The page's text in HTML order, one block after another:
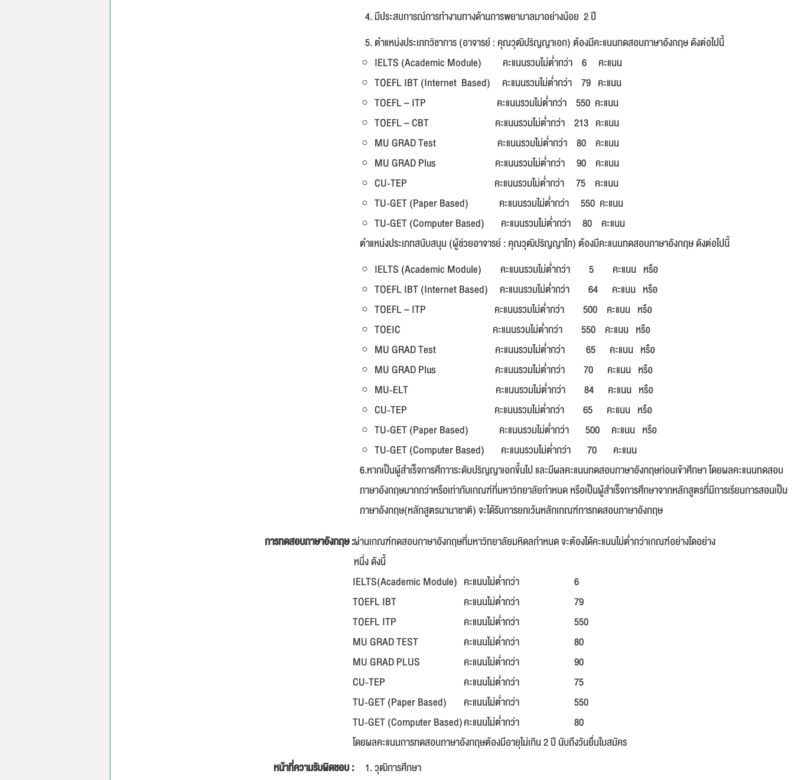
มีประสบการณ์การทำงานทางด้านการพยาบาลมาอย่างน้อย 2 ปี
ตำแหน่งประเภทวิชาการ (อาจารย์ : คุณวุฒิปริญญาเอก) ต้องมีคะแนนทดสอบภาษาอังกฤษ ดังต่อไปนี้
IELTS (Academic Module) คะแนนรวมไม่ต่ำกว่า 6 คะแนน
TOEFL IBT (Internet Based) คะแนนรวมไม่ต่ำกว่า 79 คะแนน
TOEFL – ITP คะแนนรวมไม่ต่ำกว่า 550 คะแนน
TOEFL – CBT คะแนนรวมไม่ต่ำกว่า 213 คะแนน
MU GRAD Test คะแนนรวมไม่ต่ำกว่า 80 คะแนน
MU GRAD Plus คะแนนรวมไม่ต่ำกว่า 90 คะแนน
CU-TEP คะแนนรวมไม่ต่ำกว่า 75 คะแนน
TU-GET (Paper Based) คะแนนรวมไม่ต่ำกว่า 550 คะแนน
TU-GET (Computer Based) คะแนนรวมไม่ต่ำกว่า 80 คะแนน
ตำแหน่งประเภทสนับสนุน (ผู้ช่วยอาจารย์ : คุณวุฒิปริญญาโท) ต้องมีคะแนนทดสอบภาษาอังกฤษ ดังต่อไปนี้
IELTS (Academic Module) คะแนนรวมไม่ต่ำกว่า 5 คะแนน หรือ
TOEFL IBT (Internet Based) คะแนนรวมไม่ต่ำกว่า 64 คะแนน หรือ
TOEFL – ITP คะแนนรวมไม่ต่ำกว่า 500 คะแนน หรือ
TOEIC คะแนนรวมไม่ต่ำกว่า 550 คะแนน หรือ
MU GRAD Test คะแนนรวมไม่ต่ำกว่า 65 คะแนน หรือ
MU GRAD Plus คะแนนรวมไม่ต่ำกว่า 70 คะแนน หรือ
MU-ELT คะแนนรวมไม่ต่ำกว่า 84 คะแนน หรือ
CU-TEP คะแนนรวมไม่ต่ำกว่า 65 คะแนน หรือ
TU-GET (Paper Based) คะแนนรวมไม่ต่ำกว่า 500 คะแนน หรือ
TU-GET (Computer Based) คะแนนรวมไม่ต่ำกว่า 70 คะแนน
6.หากเป็นผู้สำเร็จการศึกาาระดับปริญญาเอกขึ้นไป และมีผลคะแนนทดสอบภาษาอังกฤษก่อนเข้าศึกษา โดยผลคะแนนทดสอบ
ภาษาอังกฤษมากกว่าหรือเท่ากับเกณฑ์ที่มหาวิทยาลัยกำหนด หรือเป็นผู้สำเร็จการศึกษาจากหลักสูตรที่มีการเรียนการสอนเป็น
ภาษาอังกฤษ(หลักสูตรนานาชาติ) จะได้รับการยกเว้นหลักเกณฑ์การทดสอบภาษาอังกฤษ
การทดสอบภาษาอังกฤษ :ผ่านเกณฑ์ทดสอบภาษาอังกฤษที่มหาวิทยาลัยมหิดลกำหนด จะต้องได้คะแนนไม่ต่ำกว่าเกณฑ์อย่างใดอย่าง
หนึ่ง ดังนี้
IELTS(Academic Module) คะแนนไม่ต่ำกว่า
6
TOEFL IBT
คะแนนไม่ต่ำกว่า
79
TOEFL ITP
คะแนนไม่ต่ำกว่า
550
MU GRAD TEST
คะแนนไม่ต่ำกว่า
80
MU GRAD PLUS
คะแนนไม่ต่ำกว่า
90
CU-TEP
คะแนนไม่ต่ำกว่า
75
TU-GET (Paper Based)
คะแนนไม่ต่ำกว่า
550
TU-GET (Computer Based)คะแนนไม่ต่ำกว่า
80
โดยผลคะแนนการทดสอบภาษาอังกฤษต้องมีอายุไม่เกิน 2 ปี นับถึงวันยื่นใบสมัคร
หน้าที่ความรับผิดชอบ :
วุฒิการศึกษา